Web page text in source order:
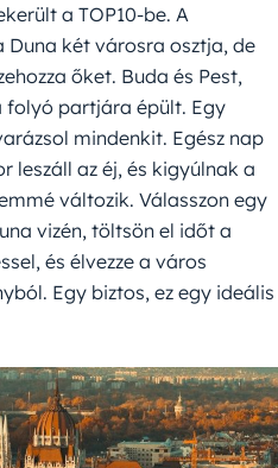
a TOP10-be. A
két városra osztja, de
őket. Buda és Pest,
partjára épült. Egy
mindenkit. Egész nap
leszáll az éj, és kigyúlnak a
változik. Válasszon egy
vizén, töltsön el időt a
és élvezze a város
Egy biztos, ez egy ideális